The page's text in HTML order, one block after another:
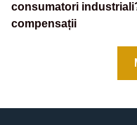
consumatori
compensații